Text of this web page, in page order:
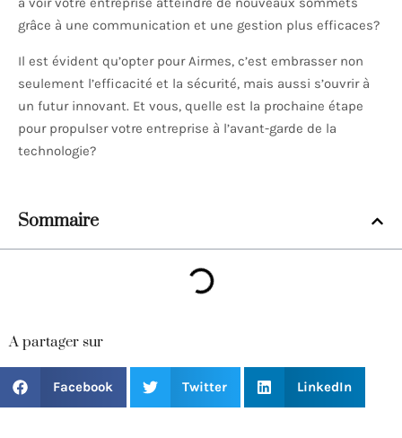
grâce à une communication et une gestion plus efficaces?
Il est évident qu’opter pour Airmes, c’est embrasser non
seulement l’efficacité et la sécurité, mais aussi s’ouvrir à
un futur innovant. Et vous, quelle est la prochaine étape
pour propulser votre entreprise à l’avant-garde de la
technologie?
Sommaire
A partager sur
Facebook Twitter LinkedIn